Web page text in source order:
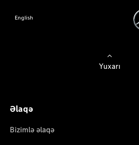
English
Yuxarı
Əlaqə
Bizimlə əlaqə